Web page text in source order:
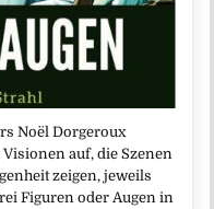
Noël Dorgeroux
auf, die Szenen
zeigen, jeweils
Figuren oder Augen in